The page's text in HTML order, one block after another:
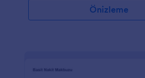
ödeme isteklerini kolayca toplamaya,
ve düzenlemeye başlayın!Önizleme